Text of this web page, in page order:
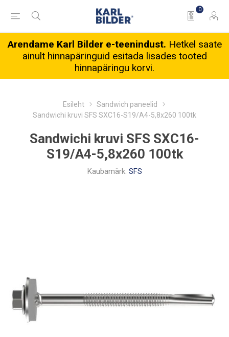
0
Arendame Karl Bilder e-teenindust. Hetkel saate
ainult hinnapäringuid esitada lisades tooted
hinnapäringu korvi.
Esileht
Sandwich paneelid
Sandwichi kruvi SFS SXC16-S19/A4-5,8x260 100tk
Sandwichi kruvi SFS SXC16-
S19/A4-5,8x260 100tk
Kaubamärk: SFS